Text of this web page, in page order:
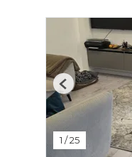
1 /25
Previous